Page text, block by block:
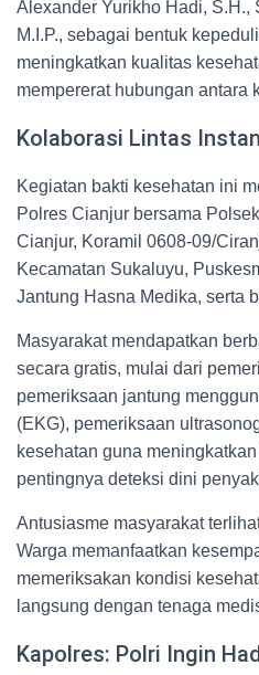
Alexander Yurikho Hadi, S.H.,
M.I.P., sebagai bentuk
meningkatkan kualitas
mempererat hubungan antara
Kolaborasi Lintas
Kegiatan bakti kesehatan ini
Polres Cianjur bersama
Cianjur, Koramil 0608-09/
Kecamatan Sukaluyu,
Jantung Hasna Medika, serta
Masyarakat mendapatkan
secara gratis, mulai dari
pemeriksaan jantung
(EKG), pemeriksaan
kesehatan guna
pentingnya deteksi dini
Antusiasme masyarakat
Warga memanfaatkan
memeriksakan kondisi
langsung dengan tenaga
Kapolres: Polri Ingin